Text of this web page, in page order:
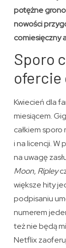
potężne
nowości
comiesięczny
Sporo
ofercie
Kwiecień dla
miesiącem.
całkiem
i na licencji. W
na uwagę
Moon, Ripley
większe hity
podpisaniu
numerem
też nie będą
Netflix